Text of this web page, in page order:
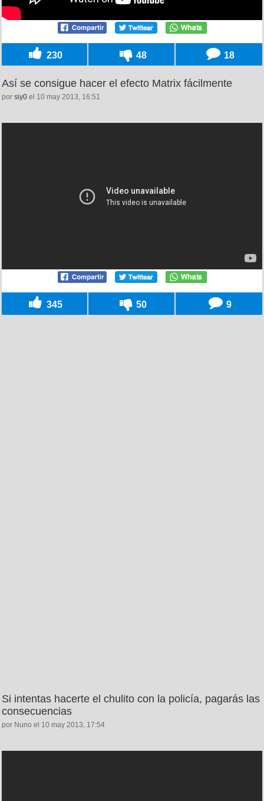
230 48 18
Así se consigue hacer el efecto Matrix fácilmente
por siy0 el 10 may 2013, 16:51
345 50 9
Si intentas hacerte el chulito con la policía, pagarás las
consecuencias
por Nuno el 10 may 2013, 17:54